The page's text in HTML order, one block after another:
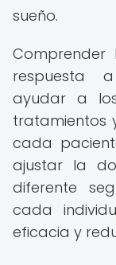
sueño.
respuesta
ayudar a
tratamientos
cada
ajustar la
diferente
cada
eficacia y